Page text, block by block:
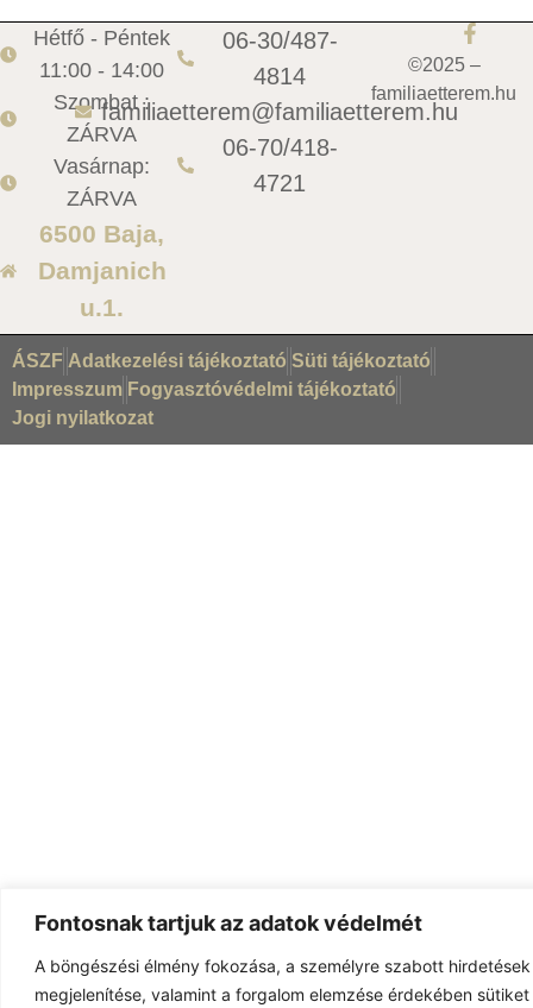
Fontosnak tartjuk az adatok védelmét
A böngészési élmény fokozása, a személyre szabott
megjelenítése, valamint a forgalom elemzése érdekében
Hétfő - Péntek
11:00 - 14:00
Szombat :
ZÁRVA
Vasárnap:
ZÁRVA
6500 Baja,
Damjanich
u.1.
06-30/487-
4814
familiaetterem@familiaetterem.hu
06-70/418-
4721
©2025 –
familiaetterem.hu
ÁSZF Adatkezelési tájékoztató Süti tájékoztató
Impresszum Fogyasztóvédelmi tájékoztató
Jogi nyilatkozat